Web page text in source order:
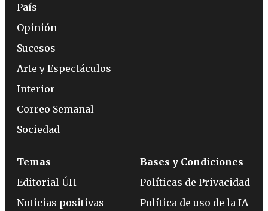
País
Opinión
Sucesos
Arte y Espectáculos
Interior
Correo Semanal
Sociedad
Temas
Editorial ÚH
Noticias positivas
Bases y Condiciones
Políticas de Privacidad
Política de uso de la IA